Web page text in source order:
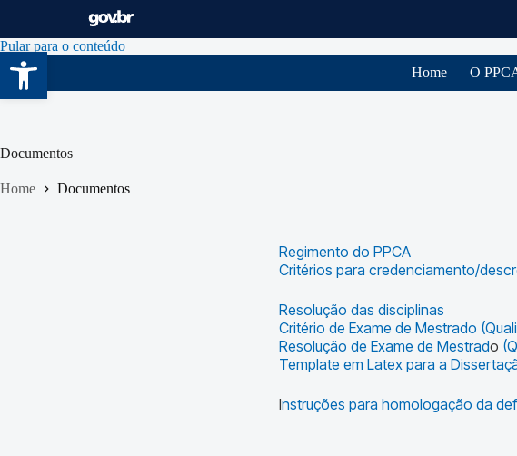
Abrir a barra de ferramentas
Pular para o conteúdo
Home
O
Documentos
Home Documentos
Regimento do PPCA
Critérios para credenciamento/
Resolução das disciplinas
Critério de Exame de Mestrado
Resolução de Exame de Mestrado
Template em Latex para a
Instruções para homologação da